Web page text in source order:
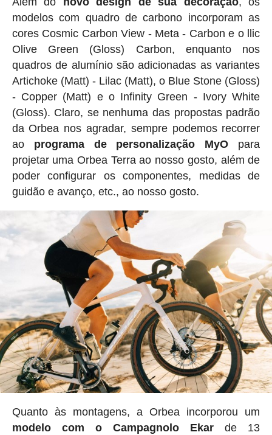
modelos com quadro de carbono incorporam as
cores Cosmic Carbon View - Meta - Carbon e o llic
Olive Green (Gloss) Carbon, enquanto nos
quadros de alumínio são adicionadas as variantes
Artichoke (Matt) - Lilac (Matt), o Blue Stone (Gloss)
- Copper (Matt) e o Infinity Green - Ivory White
(Gloss). Claro, se nenhuma das propostas padrão
da Orbea nos agradar, sempre podemos recorrer
ao programa de personalização MyO para
projetar uma Orbea Terra ao nosso gosto, além de
poder configurar os componentes, medidas de
guidão e avanço, etc., ao nosso gosto.
Quanto às montagens, a Orbea incorporou um
modelo com o Campagnolo Ekar de 13